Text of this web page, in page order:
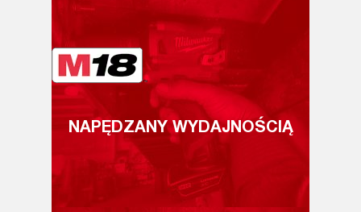
NAPĘDZANY WYDAJNOŚCIĄ